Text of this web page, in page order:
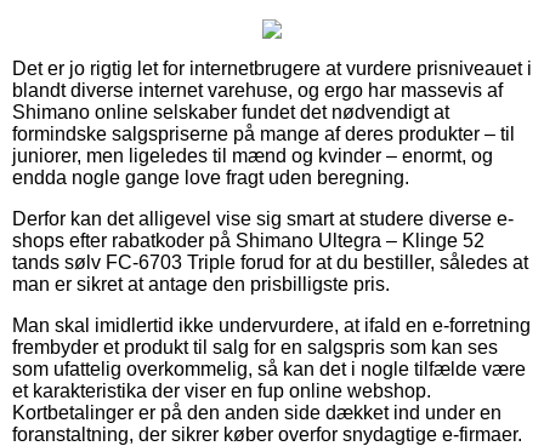
Det er jo rigtig let for internetbrugere at vurdere prisniveauet i
blandt diverse internet varehuse, og ergo har massevis af
Shimano online selskaber fundet det nødvendigt at
formindske salgspriserne på mange af deres produkter – til
juniorer, men ligeledes til mænd og kvinder – enormt, og
endda nogle gange love fragt uden beregning.
Derfor kan det alligevel vise sig smart at studere diverse e-
shops efter rabatkoder på Shimano Ultegra – Klinge 52
tands sølv FC-6703 Triple forud for at du bestiller, således at
man er sikret at antage den prisbilligste pris.
Man skal imidlertid ikke undervurdere, at ifald en e-forretning
frembyder et produkt til salg for en salgspris som kan ses
som ufattelig overkommelig, så kan det i nogle tilfælde være
et karakteristika der viser en fup online webshop.
Kortbetalinger er på den anden side dækket ind under en
foranstaltning, der sikrer køber overfor snydagtige e-firmaer.